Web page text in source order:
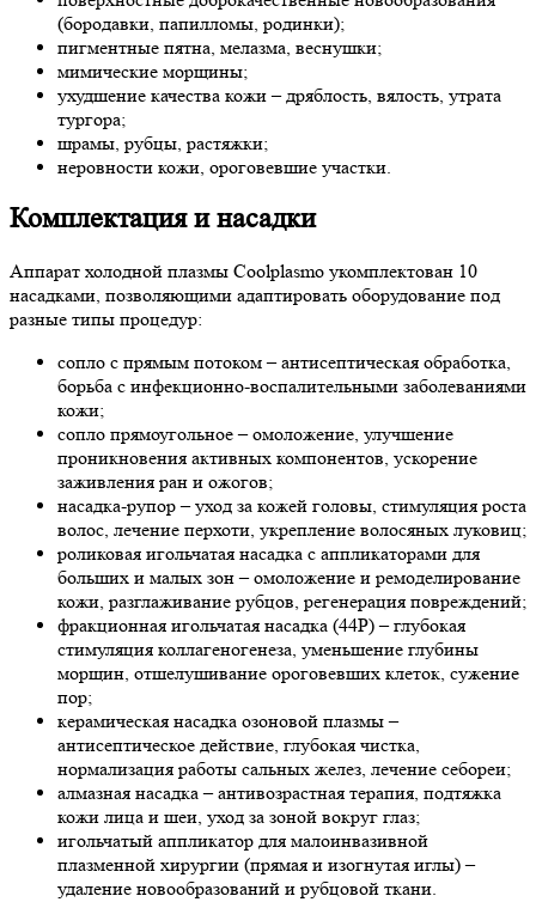
(бородавки, папилломы, родинки);
пигментные пятна, мелазма, веснушки;
мимические морщины;
ухудшение качества кожи – дряблость, вялость, утрата
тургора;
шрамы, рубцы, растяжки;
неровности кожи, ороговевшие участки.
Комплектация и насадки
Аппарат холодной плазмы Coolplasmo укомплектован 10
насадками, позволяющими адаптировать оборудование под
разные типы процедур:
сопло с прямым потоком – антисептическая обработка,
борьба с инфекционно-воспалительными заболеваниями
кожи;
сопло прямоугольное – омоложение, улучшение
проникновения активных компонентов, ускорение
заживления ран и ожогов;
насадка-рупор – уход за кожей головы, стимуляция роста
волос, лечение перхоти, укрепление волосяных луковиц;
роликовая игольчатая насадка с аппликаторами для
больших и малых зон – омоложение и ремоделирование
кожи, разглаживание рубцов, регенерация повреждений;
фракционная игольчатая насадка (44P) – глубокая
стимуляция коллагеногенеза, уменьшение глубины
морщин, отшелушивание ороговевших клеток, сужение
пор;
керамическая насадка озоновой плазмы –
антисептическое действие, глубокая чистка,
нормализация работы сальных желез, лечение себореи;
алмазная насадка – антивозрастная терапия, подтяжка
кожи лица и шеи, уход за зоной вокруг глаз;
игольчатый аппликатор для малоинвазивной
плазменной хирургии (прямая и изогнутая иглы) –
удаление новообразований и рубцовой ткани.